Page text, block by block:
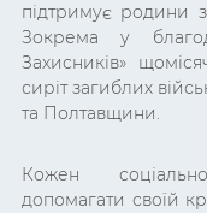
підтримує родини
Зокрема у
Захисників»
сиріт загиблих
та Полтавщини.
Кожен
допомагати своїй